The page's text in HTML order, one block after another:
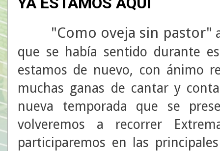
"Como oveja sin pastor"
que se había sentido durante
estamos de nuevo, con ánimo
muchas ganas de cantar y
nueva temporada que se
volveremos a recorrer
participaremos en las